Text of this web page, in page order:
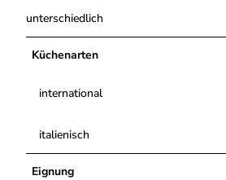
unterschiedlich
Küchenarten
international
italienisch
Eignung